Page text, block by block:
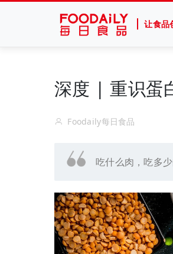
让食品
深度 | 重识蛋
Foodaily每日食品
吃什么肉，吃多